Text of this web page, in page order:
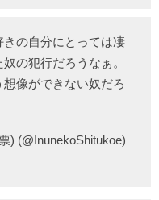
の自分にとっては凄
の犯行だろうなぁ。
像ができない奴だろ
) (@InunekoShitukoe)